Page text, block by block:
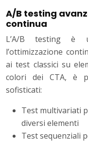
A/B testing
continua
L’A/B testing è
l’ottimizzazione
ai test classici su
colori dei CTA, è
sofisticati:
Test multivariati
diversi elementi
Test sequenziali